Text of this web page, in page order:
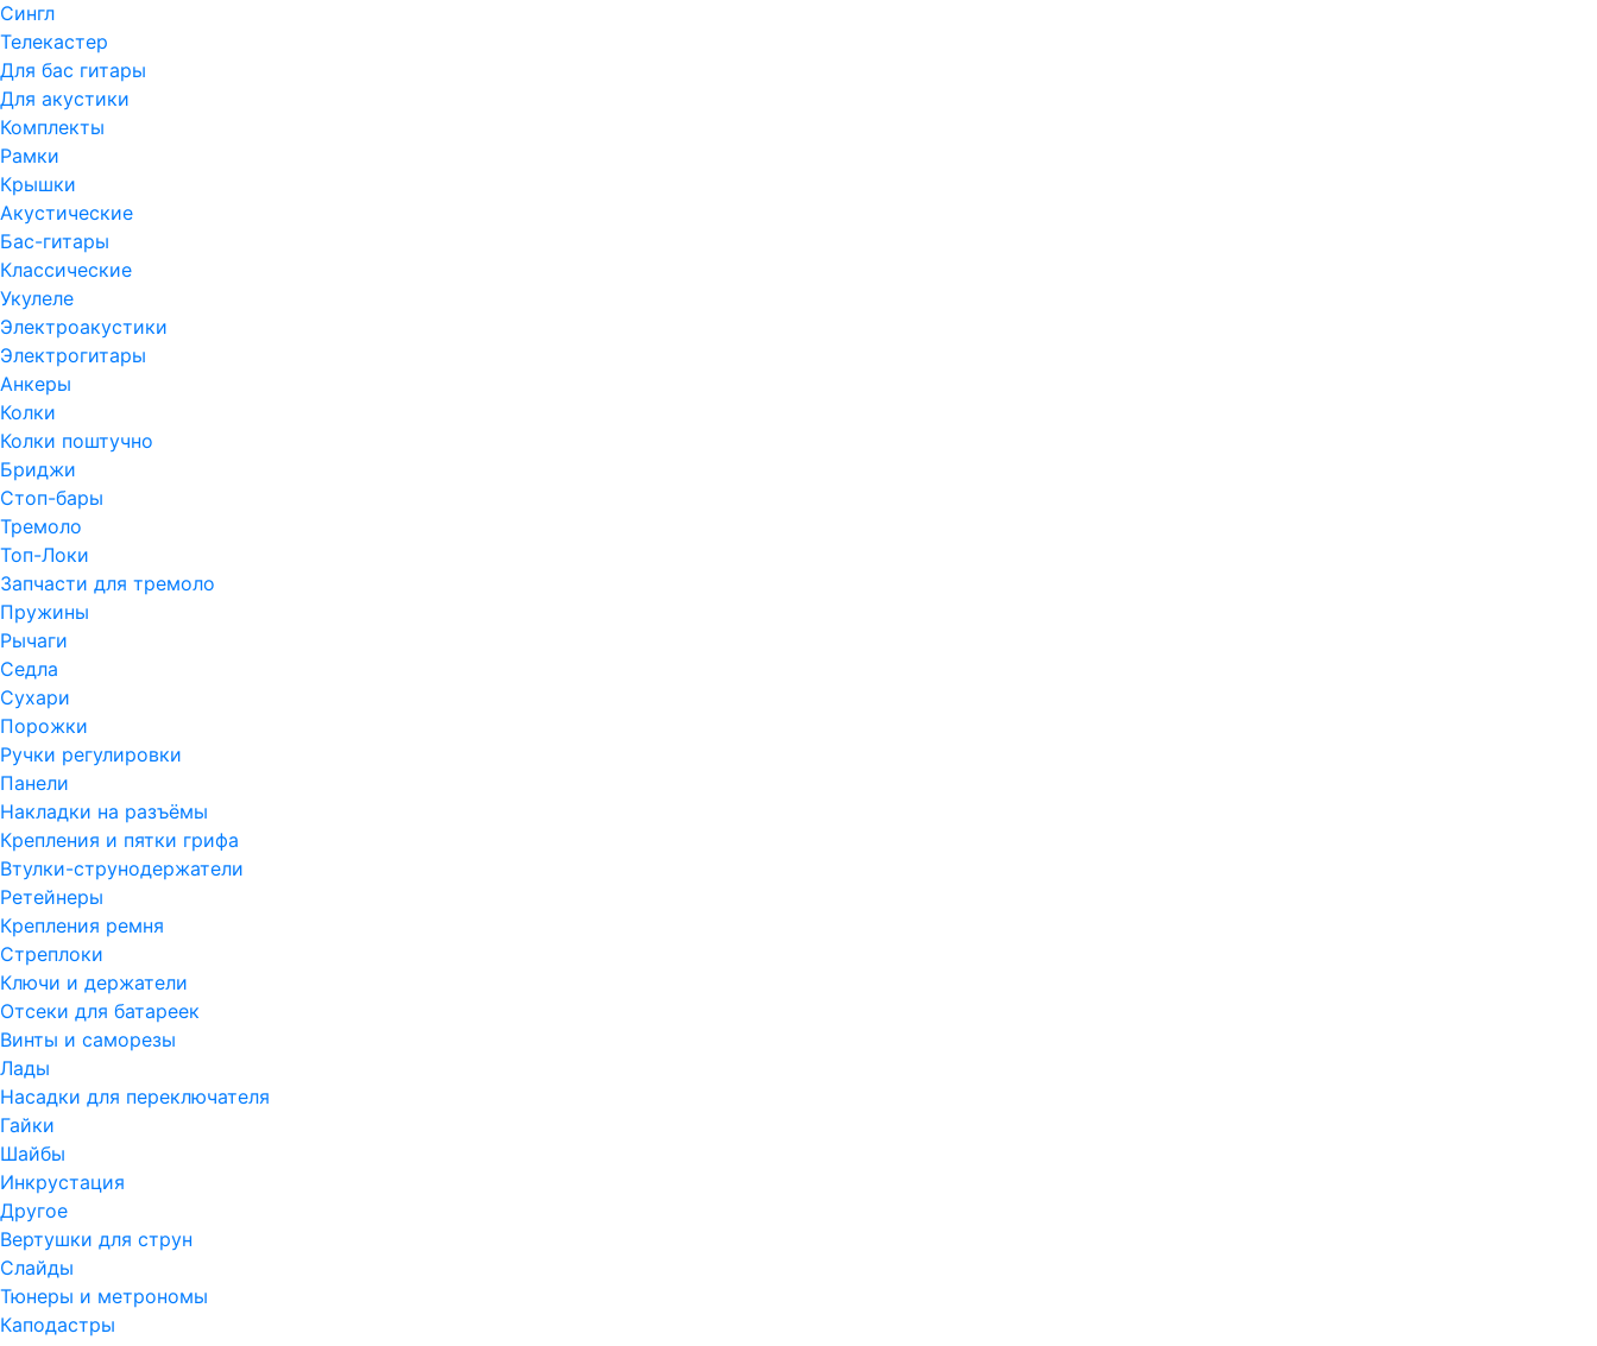
Сингл
Телекастер
Для бас гитары
Для акустики
Комплекты
Рамки
Крышки
Акустические
Бас-гитары
Классические
Укулеле
Электроакустики
Электрогитары
Анкеры
Колки
Колки поштучно
Бриджи
Стоп-бары
Тремоло
Топ-Локи
Запчасти для тремоло
Пружины
Рычаги
Седла
Сухари
Порожки
Ручки регулировки
Панели
Накладки на разъёмы
Крепления и пятки грифа
Втулки-струнодержатели
Ретейнеры
Крепления ремня
Стреплоки
Ключи и держатели
Отсеки для батареек
Винты и саморезы
Лады
Насадки для переключателя
Гайки
Шайбы
Инкрустация
Другое
Вертушки для струн
Слайды
Тюнеры и метрономы
Каподастры